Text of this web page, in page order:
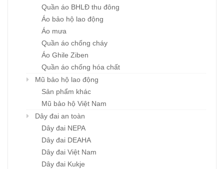
Quần áo BHLĐ thu đông
Áo bảo hộ lao động
Áo mưa
Quần áo chống cháy
Áo Ghile Ziben
Quần áo chống hóa chất
Mũ bảo hộ lao động
Sản phẩm khác
Mũ bảo hộ Việt Nam
Dây đai an toàn
Dây đai NEPA
Dây đai DEAHA
Dây đai Việt Nam
Dây đai Kukje